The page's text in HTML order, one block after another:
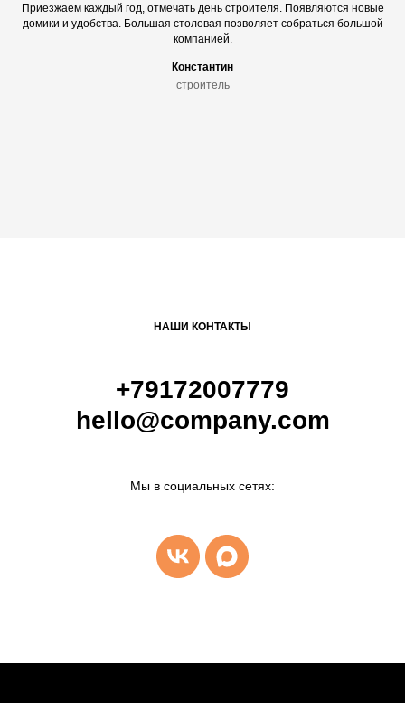
Приезжаем каждый год, отмечать день строителя. Появляются новые
домики и удобства. Большая столовая позволяет собраться большой
компанией.
Константин
строитель
НАШИ КОНТАКТЫ
+79172007779
hello@company.com
Мы в социальных сетях: